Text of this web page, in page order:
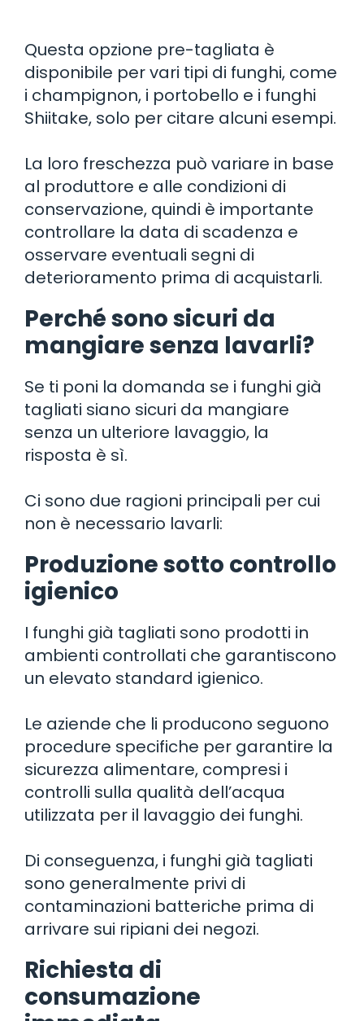
Questa opzione pre-tagliata è
disponibile per vari tipi di funghi, come
i champignon, i portobello e i funghi
Shiitake, solo per citare alcuni esempi.
La loro freschezza può variare in base
al produttore e alle condizioni di
conservazione, quindi è importante
controllare la data di scadenza e
osservare eventuali segni di
deterioramento prima di acquistarli.
Perché sono sicuri da
mangiare senza lavarli?
Se ti poni la domanda se i funghi già
tagliati siano sicuri da mangiare
senza un ulteriore lavaggio, la
risposta è sì.
Ci sono due ragioni principali per cui
non è necessario lavarli:
Produzione sotto controllo
igienico
I funghi già tagliati sono prodotti in
ambienti controllati che garantiscono
un elevato standard igienico.
Le aziende che li producono seguono
procedure specifiche per garantire la
sicurezza alimentare, compresi i
controlli sulla qualità dell’acqua
utilizzata per il lavaggio dei funghi.
Di conseguenza, i funghi già tagliati
sono generalmente privi di
contaminazioni batteriche prima di
arrivare sui ripiani dei negozi.
Richiesta di
consumazione